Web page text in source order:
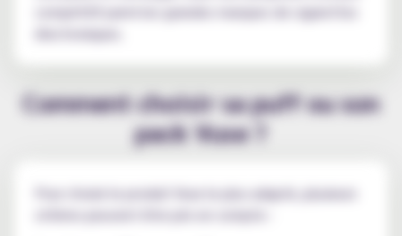
compétitif parmi les grandes marques de cigarettes
électroniques.
Comment choisir sa puff ou son
pack Vuse ?
Pour choisir le produit Vuse le plus adapté, plusieurs